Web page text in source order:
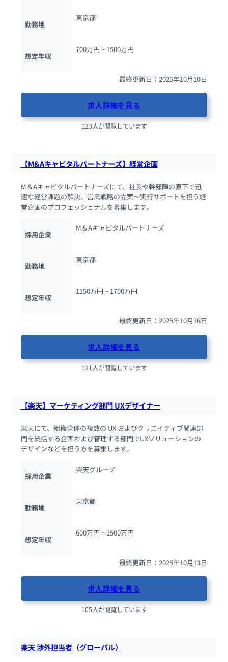
勤務地
東京都
想定年収
700万円 ~ 1500万円
最終更新日：2025年10月10日
求人詳細を見る
123人が閲覧しています
【M&Aキャピタルパートナーズ】経営企画
M＆Aキャピタルパートナーズにて、社長や幹部陣の直下で迅
速な経営課題の解決、営業戦略の立案〜実行サポートを担う経
営企画のプロフェッショナルを募集します。
採用企業
M＆Aキャピタルパートナーズ
勤務地
東京都
想定年収
1150万円 ~ 1700万円
最終更新日：2025年10月16日
求人詳細を見る
121人が閲覧しています
【楽天】マーケティング部門 UXデザイナー
楽天にて、組織全体の複数の UX およびクリエイティブ関連部
門を統括する企画および管理する部門でUXソリューションの
デザインなどを担う方を募集します。
採用企業
楽天グループ
勤務地
東京都
想定年収
600万円 ~ 1500万円
最終更新日：2025年10月13日
求人詳細を見る
105人が閲覧しています
楽天 渉外担当者（グローバル）